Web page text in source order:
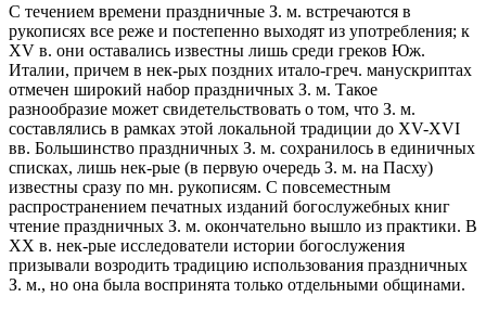
С течением времени праздничные З. м. встречаются в
рукописях все реже и постепенно выходят из употребления; к
XV в. они оставались известны лишь среди греков Юж.
Италии, причем в нек-рых поздних итало-греч. манускриптах
отмечен широкий набор праздничных З. м. Такое
разнообразие может свидетельствовать о том, что З. м.
составлялись в рамках этой локальной традиции до XV-XVI
вв. Большинство праздничных З. м. сохранилось в единичных
списках, лишь нек-рые (в первую очередь З. м. на Пасху)
известны сразу по мн. рукописям. С повсеместным
распространением печатных изданий богослужебных книг
чтение праздничных З. м. окончательно вышло из практики. В
XX в. нек-рые исследователи истории богослужения
призывали возродить традицию использования праздничных
З. м., но она была воспринята только отдельными общинами.